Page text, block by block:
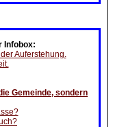
Infobox:
Auferstehung.
Gemeinde, sondern